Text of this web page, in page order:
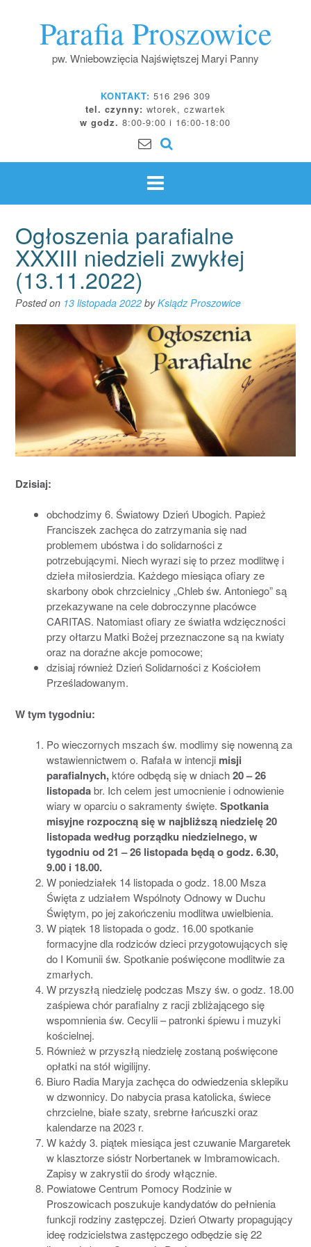
Parafia Proszowice
pw. Wniebowzięcia Najświętszej Maryi Panny
KONTAKT: 516 296 309
tel. czynny: wtorek, czwartek
w godz. 8:00-9:00 i 16:00-18:00
Ogłoszenia parafialne
XXXIII niedzieli zwykłej
(13.11.2022)
Posted on 13 listopada 2022 byKsiądz Proszowice
Dzisiaj:
obchodzimy 6. Światowy Dzień Ubogich. Papież
Franciszek zachęca do zatrzymania się nad
problemem ubóstwa i do solidarności z
potrzebującymi. Niech wyrazi się to przez modlitwę i
dzieła miłosierdzia. Każdego miesiąca ofiary ze
skarbony obok chrzcielnicy „Chleb św. Antoniego” są
przekazywane na cele dobroczynne placówce
CARITAS. Natomiast ofiary ze światła wdzięczności
przy ołtarzu Matki Bożej przeznaczone są na kwiaty
oraz na doraźne akcje pomocowe;
dzisiaj również Dzień Solidarności z Kościołem
Prześladowanym.
W tym tygodniu:
Po wieczornych mszach św. modlimy się nowenną za
wstawiennictwem o. Rafała w intencji misji
parafialnych, które odbędą się w dniach20 – 26
listopadabr. Ich celem jest umocnienie i odnowienie
wiary w oparciu o sakramenty święte. Spotkania
misyjne rozpoczną sięw najbliższą niedzielę 20
listopada według porządku niedzielnego, w
tygodniu od 21 – 26 listopada będą o godz. 6.30,
9.00 i 18.00.
W poniedziałek 14 listopada o godz. 18.00 Msza
Święta z udziałem Wspólnoty Odnowy w Duchu
Świętym, po jej zakończeniu modlitwa uwielbienia.
W piątek 18 listopada o godz. 16.00 spotkanie
formacyjne dla rodziców dzieci przygotowujących się
do I Komunii św. Spotkanie poświęcone modlitwie za
zmarłych.
W przyszłą niedzielę podczas Mszy św. o godz. 18.00
zaśpiewa chór parafialny z racji zbliżającego się
wspomnienia św. Cecylii – patronki śpiewu i muzyki
kościelnej.
Również w przyszłą niedzielę zostaną poświęcone
opłatki na stół wigilijny.
Biuro Radia Maryja zachęca do odwiedzenia sklepiku
w dzwonnicy. Do nabycia prasa katolicka, świece
chrzcielne, białe szaty, srebrne łańcuszki oraz
kalendarze na 2023 r.
W każdy 3. piątek miesiąca jest czuwanie Margaretek
w klasztorze sióstr Norbertanek w Imbramowicach.
Zapisy w zakrystii do środy włącznie.
Powiatowe Centrum Pomocy Rodzinie w
Proszowicach poszukuje kandydatów do pełnienia
funkcji rodziny zastępczej. Dzień Otwarty propagujący
ideę rodzicielstwa zastępczego odbędzie się 22